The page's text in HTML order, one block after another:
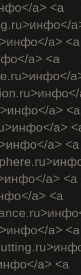
a> <a
a> <a
a> <a
a> <a
a>
a> <a
a> <a
a> <a
a> <a
a> <a